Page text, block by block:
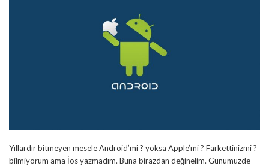
Yıllardır bitmeyen mesele Android’mi ? yoksa Apple’mi ? Farkettinizmi ?
bilmiyorum ama İos yazmadım. Buna birazdan değinelim. Günümüzde